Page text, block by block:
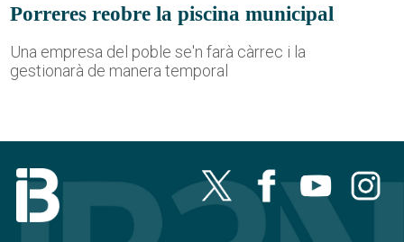
Porreres reobre la piscina municipal
Una empresa del poble se'n farà càrrec i la
gestionarà de manera temporal